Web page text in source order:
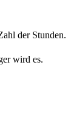
der Stunden.
wird es.